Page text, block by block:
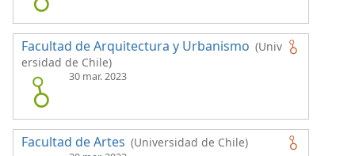
Facultad de Arquitectura y Urbanismo (Univ
ersidad de Chile)
30 mar. 2023
Facultad de Artes (Universidad de Chile)